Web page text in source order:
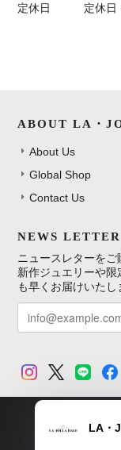
定休日
定休日
ABOUT LA・
About Us
Global Shop
Contact Us
NEWS LETTER
ニュースレターをご
新作ジュエリーや
も早くお届けいたし
TOP プライバ